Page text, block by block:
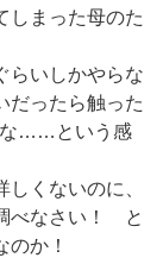
しまった母のた
らいしかやらな
だったら触った
な……という感
くないのに、
べなさい！ と
か！